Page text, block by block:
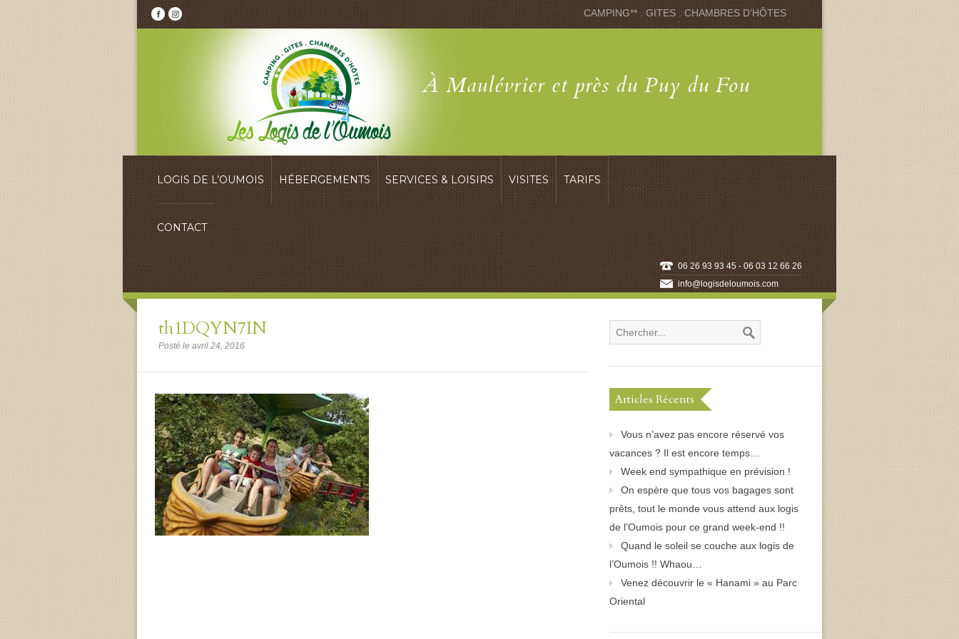
CAMPING** . GITES . CHAMBRES D'HÔTES
À Maulévrier et près du Puy du Fou
LOGIS DE L’OUMOIS HÉBERGEMENTS SERVICES & LOISIRS VISITES TARIFS
CONTACT
06 26 93 93 45 - 06 03 12 66 26
info@logisdeloumois.com
th1DQYN7IN
Posté le avril 24, 2016
Articles Récents
Vous n’avez pas encore réservé vos
vacances ? Il est encore temps…
Week end sympathique en prévision !
On espère que tous vos bagages sont
prêts, tout le monde vous attend aux logis
de l’Oumois pour ce grand week-end !!
Quand le soleil se couche aux logis de
l’Oumois !! Whaou…
Venez découvrir le « Hanami » au Parc
Oriental